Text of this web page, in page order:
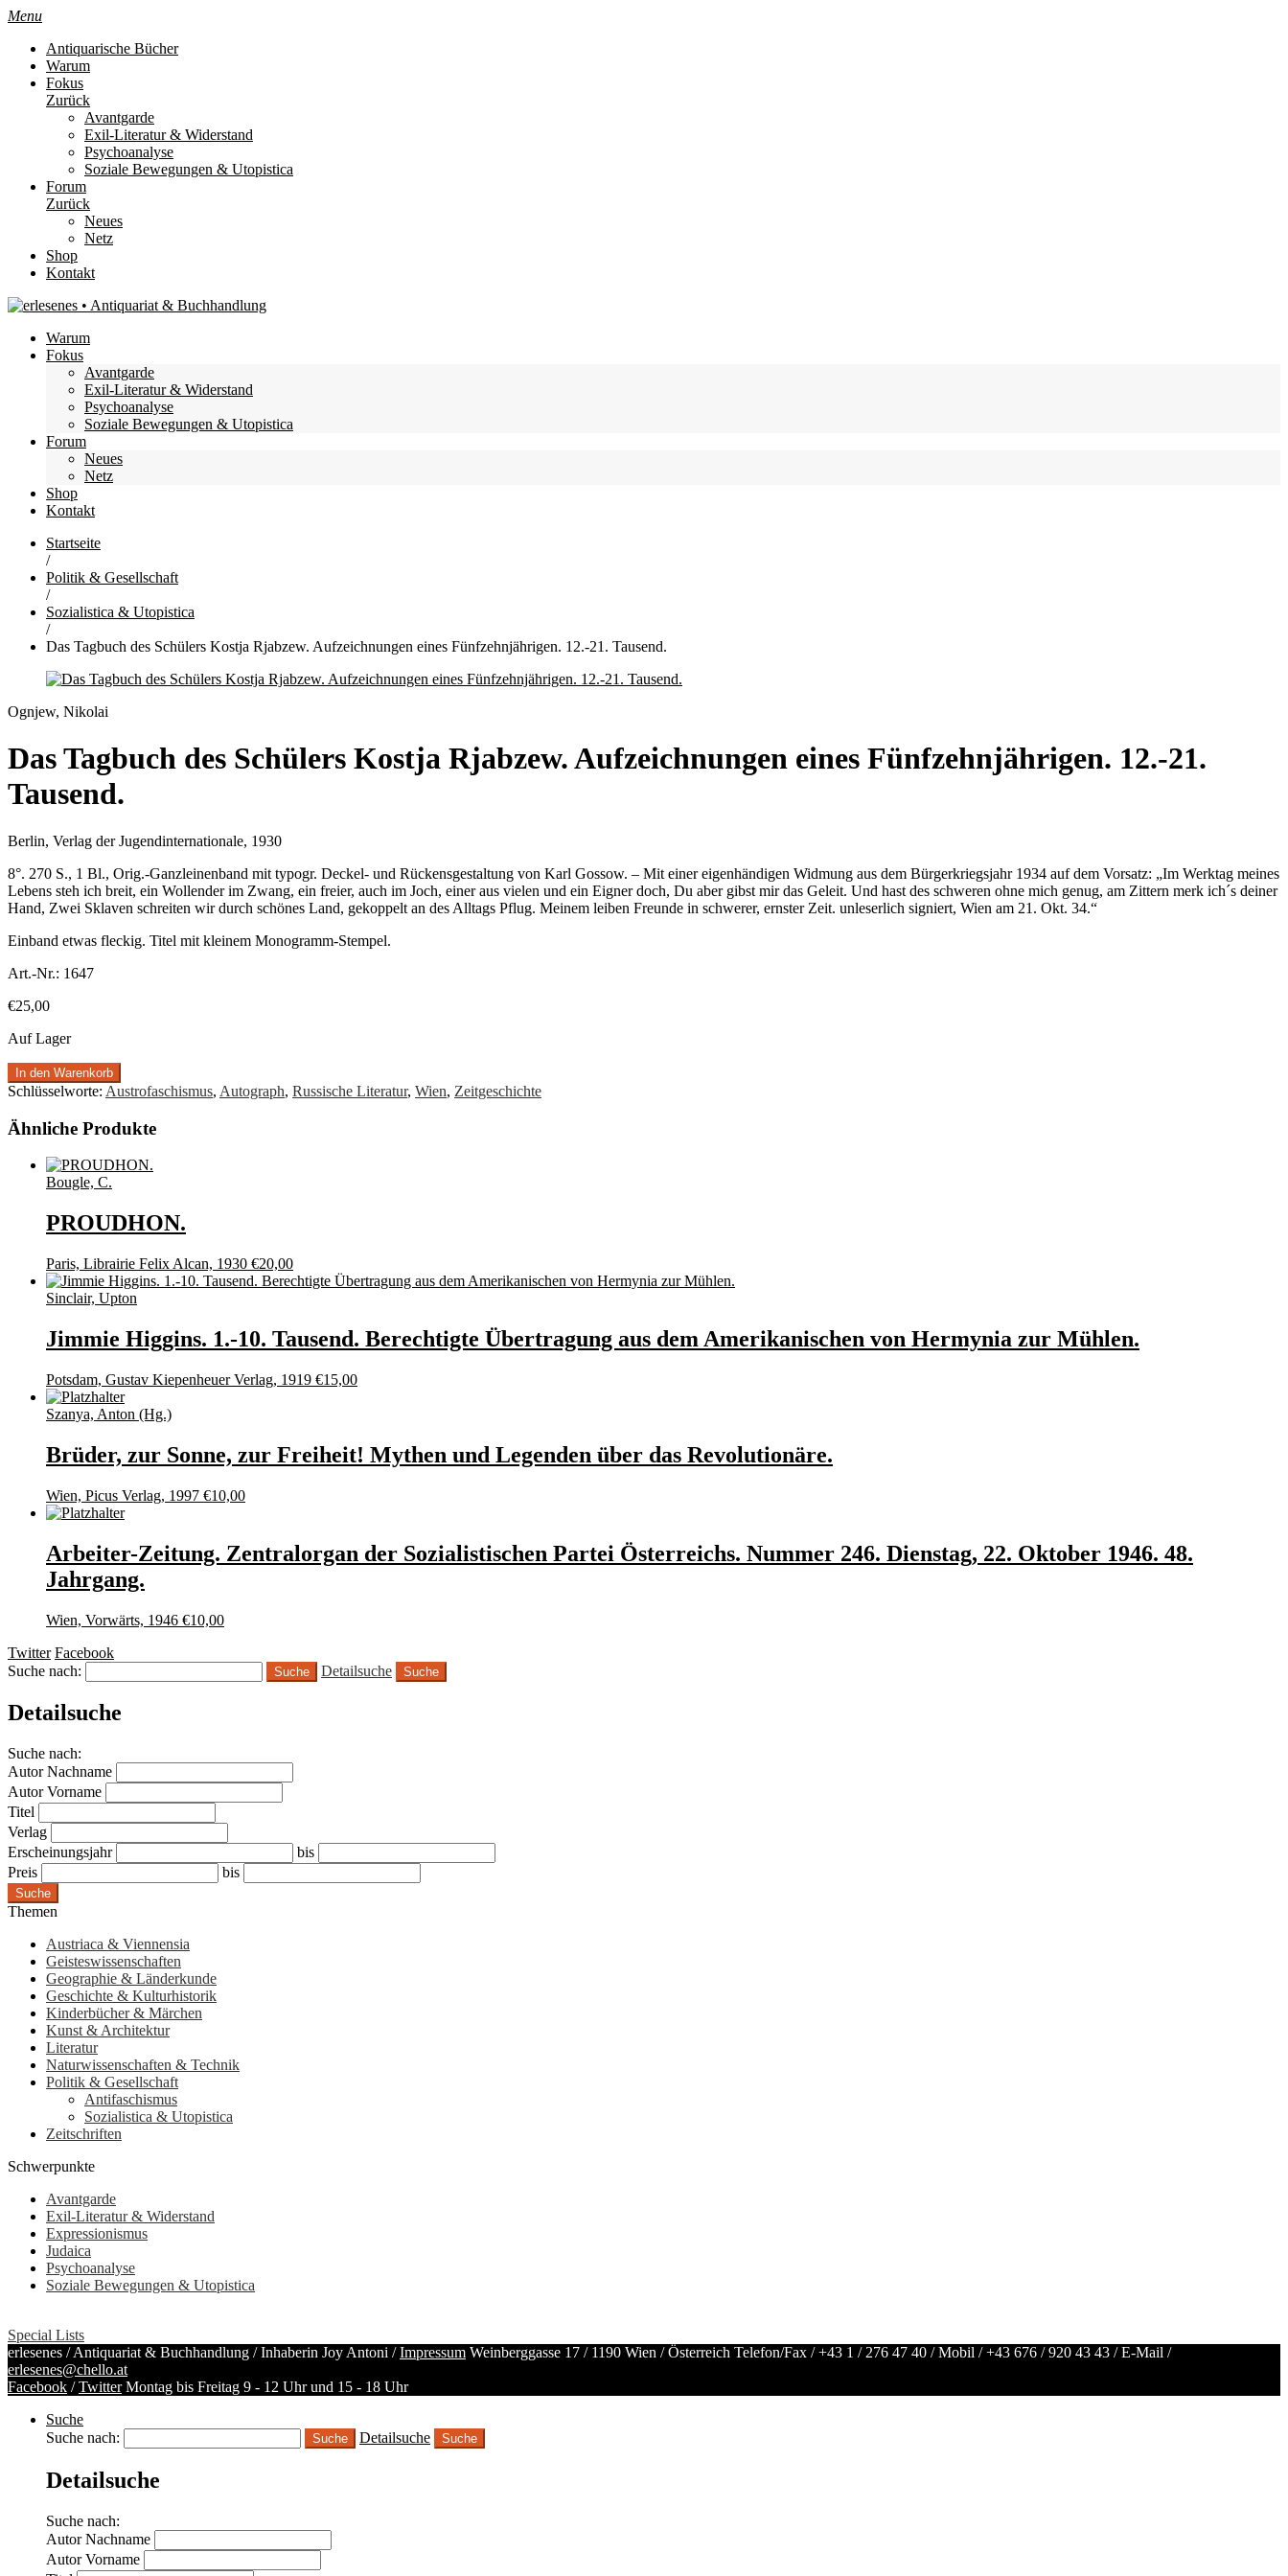
Menu
Antiquarische Bücher
Warum
Fokus
Zurück
Avantgarde
Exil-Literatur & Widerstand
Psychoanalyse
Soziale Bewegungen & Utopistica
Forum
Zurück
Neues
Netz
Shop
Kontakt
Warum
Fokus
Avantgarde
Exil-Literatur & Widerstand
Psychoanalyse
Soziale Bewegungen & Utopistica
Forum
Neues
Netz
Shop
Kontakt
Startseite
/
Politik & Gesellschaft
/
Sozialistica & Utopistica
/
Das Tagbuch des Schülers Kostja Rjabzew. Aufzeichnungen eines Fünfzehnjährigen. 12.-21. Tausend.
Ognjew, Nikolai
Das Tagbuch des Schülers Kostja Rjabzew. Aufzeichnungen eines Fünfzehnjährigen. 12.-21.
Tausend.
Berlin, Verlag der Jugendinternationale, 1930
8°. 270 S., 1 Bl., Orig.-Ganzleinenband mit typogr. Deckel- und Rückensgestaltung von Karl Gossow. – Mit einer eigenhändigen Widmung aus dem Bürgerkriegsjahr 1934 auf dem Vorsatz: „Im Werktag meines
Lebens steh ich breit, ein Wollender im Zwang, ein freier, auch im Joch, einer aus vielen und ein Eigner doch, Du aber gibst mir das Geleit. Und hast des schweren ohne mich genug, am Zittern merk ich´s deiner
Hand, Zwei Sklaven schreiten wir durch schönes Land, gekoppelt an des Alltags Pflug. Meinem leiben Freunde in schwerer, ernster Zeit. unleserlich signiert, Wien am 21. Okt. 34.“
Einband etwas fleckig. Titel mit kleinem Monogramm-Stempel.
Art.-Nr.: 1647
€25,00
Auf Lager
In den Warenkorb
Schlüsselworte: Austrofaschismus, Autograph, Russische Literatur, Wien, Zeitgeschichte
Ähnliche Produkte
Bougle, C.
PROUDHON.
Paris, Librairie Felix Alcan, 1930 €20,00
Sinclair, Upton
Jimmie Higgins. 1.-10. Tausend. Berechtigte Übertragung aus dem Amerikanischen von Hermynia zur Mühlen.
Potsdam, Gustav Kiepenheuer Verlag, 1919 €15,00
Szanya, Anton (Hg.)
Brüder, zur Sonne, zur Freiheit! Mythen und Legenden über das Revolutionäre.
Wien, Picus Verlag, 1997 €10,00
Arbeiter-Zeitung. Zentralorgan der Sozialistischen Partei Österreichs. Nummer 246. Dienstag, 22. Oktober 1946. 48.
Jahrgang.
Wien, Vorwärts, 1946 €10,00
Twitter Facebook
Suche nach:
Detailsuche Suche
Detailsuche
Suche nach:
Autor Nachname
Autor Vorname
Titel
Verlag
Erscheinungsjahr
bis
Preis
bis
Suche
Themen
Austriaca & Viennensia
Geisteswissenschaften
Geographie & Länderkunde
Geschichte & Kulturhistorik
Kinderbücher & Märchen
Kunst & Architektur
Literatur
Naturwissenschaften & Technik
Politik & Gesellschaft
Antifaschismus
Sozialistica & Utopistica
Zeitschriften
Schwerpunkte
Avantgarde
Exil-Literatur & Widerstand
Expressionismus
Judaica
Psychoanalyse
Soziale Bewegungen & Utopistica
Special Lists
erlesenes / Antiquariat & Buchhandlung / Inhaberin Joy Antoni /Impressum Weinberggasse 17 / 1190 Wien / Österreich Telefon/Fax /+43 1 / 276 47 40 / Mobil /+43 676 / 920 43 43 / E-Mail /
erlesenes@chello.at
Facebook /Twitter Montag bis Freitag 9 - 12 Uhr und 15 - 18 Uhr
Suche
Suche nach:
Detailsuche Suche
Detailsuche
Suche nach:
Autor Nachname
Autor Vorname